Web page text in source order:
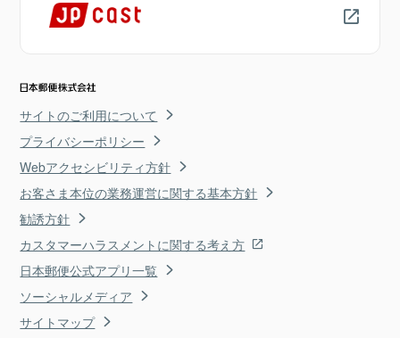
サイトのご利用について
プライバシーポリシー
Webアクセシビリティ方針
お客さま本位の業務運営に関する基本方針
勧誘方針
カスタマーハラスメントに関する考え方
日本郵便公式アプリ一覧
ソーシャルメディア
サイトマップ